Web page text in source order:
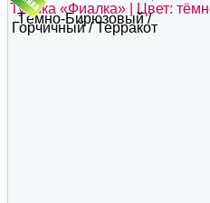
Туника «Фиалка» | Цвет:
Тёмно-Бирюзовый /
Горчичный / Терракот